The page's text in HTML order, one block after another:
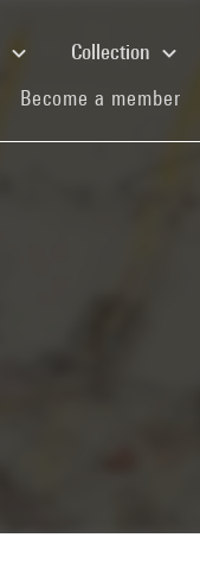
Collection
Become a member